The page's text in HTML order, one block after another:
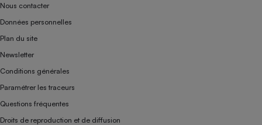
Nous contacter
Données personnelles
Plan du site
Newsletter
Conditions générales
Paramétrer les traceurs
Questions fréquentes
Droits de reproduction et de diffusion